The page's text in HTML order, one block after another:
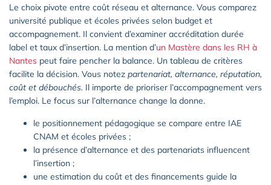
Le choix pivote entre coût réseau et alternance. Vous comparez
université publique et écoles privées selon budget et
accompagnement. Il convient d’examiner accréditation durée
label et taux d’insertion. La mention d’un Mastère dans les RH à
Nantes peut faire pencher la balance. Un tableau de critères
facilite la décision. Vous notez partenariat, alternance, réputation,
coût et débouchés. Il importe de prioriser l’accompagnement vers
l’emploi. Le focus sur l’alternance change la donne.
le positionnement pédagogique se compare entre IAE
CNAM et écoles privées ;
la présence d’alternance et des partenariats influencent
l’insertion ;
une estimation du coût et des financements guide la